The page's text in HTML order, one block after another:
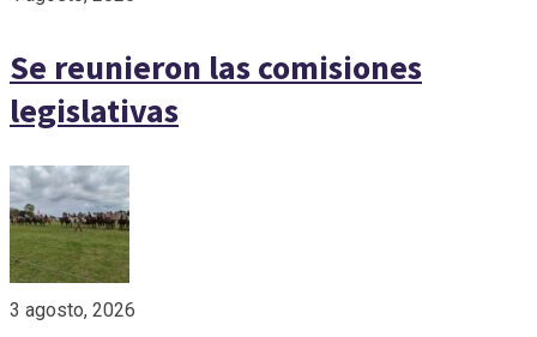
Se reunieron las comisiones
legislativas
3 agosto, 2026